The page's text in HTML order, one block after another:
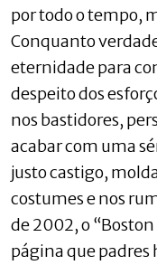
por todo o tempo,
Conquanto
eternidade para
despeito dos
nos bastidores,
acabar com uma
justo castigo,
costumes e nos
de 2002, o
página que padres